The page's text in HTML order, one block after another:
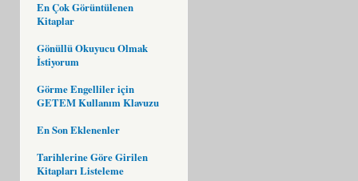
En Çok Görüntülenen
Kitaplar
Gönüllü Okuyucu Olmak
İstiyorum
Görme Engelliler için
GETEM Kullanım Klavuzu
En Son Eklenenler
Tarihlerine Göre Girilen
Kitapları Listeleme